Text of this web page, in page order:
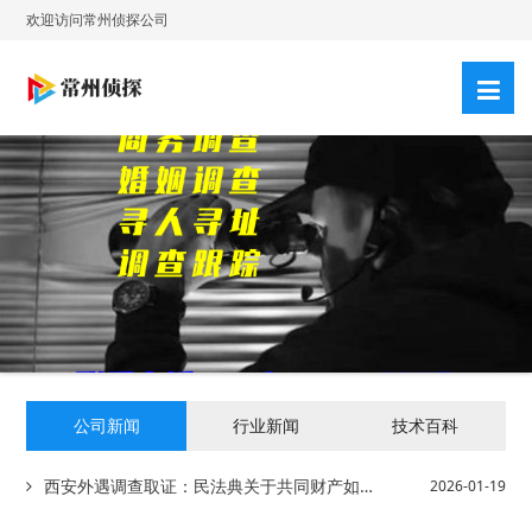
欢迎访问常州侦探公司
公司新闻 行业新闻 技术百科
西安外遇调查取证：民法典关于共同财产如何认定 2026-01-19